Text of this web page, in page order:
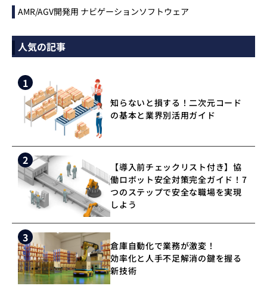
AMR/AGV開発用 ナビゲーションソフトウェア
人気の記事
1
知らないと損する！二次元コード
の基本と業界別活用ガイド
2
【導入前チェックリスト付き】協
働ロボット安全対策完全ガイド！7
つのステップで安全な職場を実現
しよう
3
倉庫自動化で業務が激変！
効率化と人手不足解消の鍵を握る
新技術